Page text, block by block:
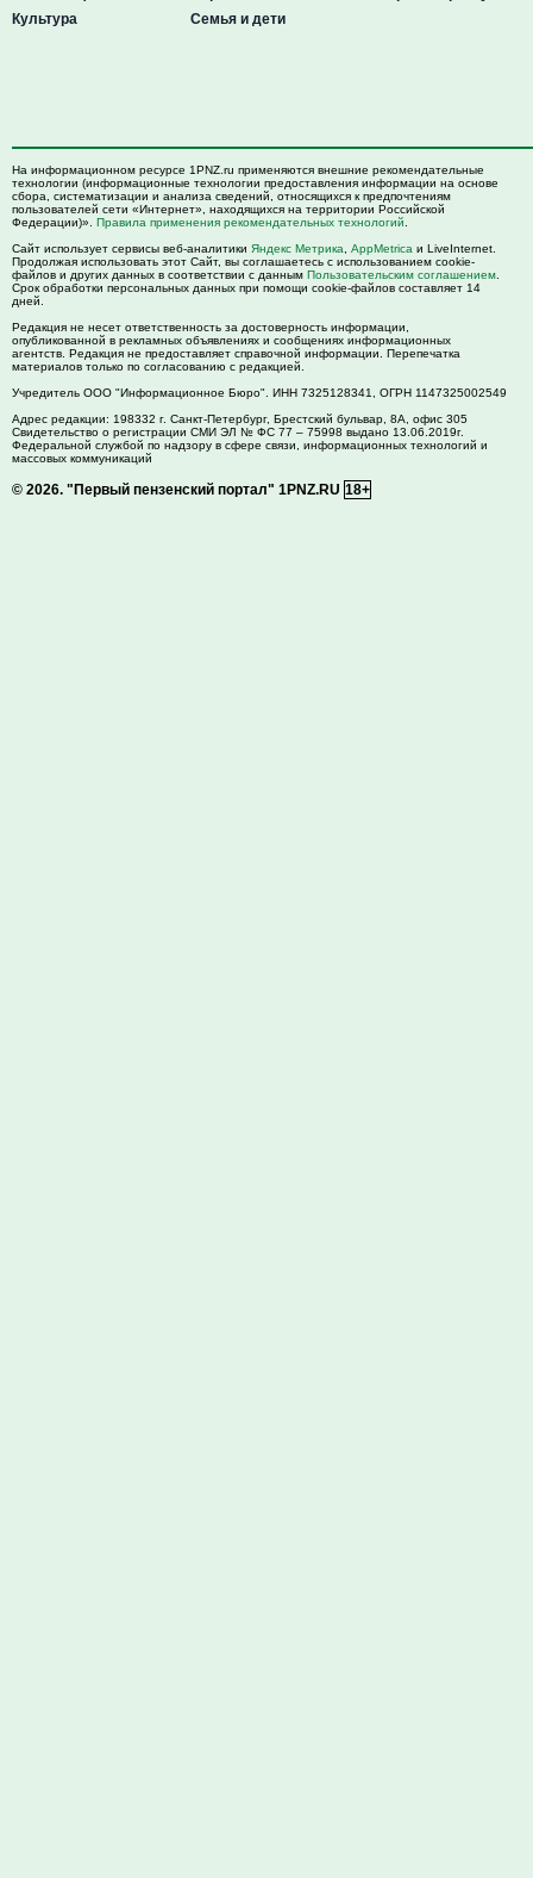
Культура
Семья и дети
На информационном ресурсе 1PNZ.ru применяются внешние рекомендательные
технологии (информационные технологии предоставления информации на основе
сбора, систематизации и анализа сведений, относящихся к предпочтениям
пользователей сети «Интернет», находящихся на территории Российской
Федерации)». Правила применения рекомендательных технологий
Сайт использует сервисы веб-аналитики Яндекс Метрика AppMetrica и LiveInternet.
Продолжая использовать этот Сайт, вы соглашаетесь с использованием cookie-
файлов и других данных в соответствии с данным Пользовательским соглашением
Срок обработки персональных данных при помощи cookie-файлов составляет 14
дней.
Редакция не несет ответственность за достоверность информации,
опубликованной в рекламных объявлениях и сообщениях информационных
агентств. Редакция не предоставляет справочной информации. Перепечатка
материалов только по согласованию с редакцией.
Учредитель ООО "Информационное Бюро". ИНН 7325128341, ОГРН 1147325002549
Адрес редакции: 198332 г. Санкт-Петербург, Брестский бульвар, 8А, офис 305
Свидетельство о регистрации СМИ ЭЛ № ФС 77 – 75998 выдано 13.06.2019г.
Федеральной службой по надзору в сфере связи, информационных технологий и
массовых коммуникаций
© 2026. "Первый пензенский портал" 1PNZ.RU 18+